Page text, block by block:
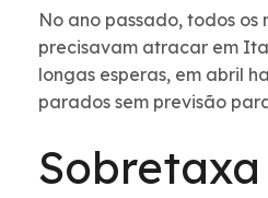
No ano passado, todos os
precisavam atracar em
longas esperas, em abril
parados sem previsão